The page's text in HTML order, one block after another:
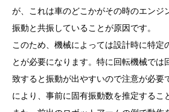
が、これは車のどこかがその時のエンジ
振動と共振していることが原因です。
このため、機械によっては設計時に特定
とが必要になります。特に回転機械では
致すると振動が出やすいので注意が必
により、事前に固有振動数を推定するこ